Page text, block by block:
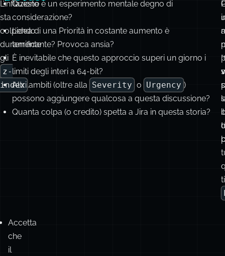
gli
z-
index .
È inevitabile che questo approccio superi un giorno i
limiti degli interi a 64-bit?
Altri ambiti (oltre alla Severity o Urgency
possono aggiungere qualcosa a questa discussione?
Quanta colpa (o credito) spetta a Jira in questa storia?
il
dei
tuoi